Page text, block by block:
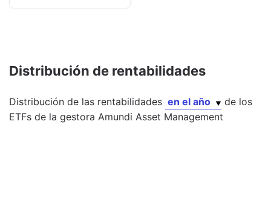
Distribución de rentabilidades
Distribución de las rentabilidades en el año
de los
ETFs de la gestora Amundi Asset Management